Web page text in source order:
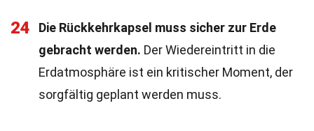
24
Die Rückkehrkapsel muss sicher zur Erde
gebracht werden. Der Wiedereintritt in die
Erdatmosphäre ist ein kritischer Moment, der
sorgfältig geplant werden muss.